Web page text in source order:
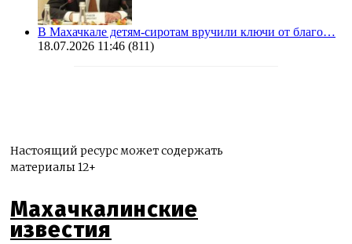
В Махачкале детям-сиротам вручили ключи от благо…
18.07.2026 11:46 (811)
Настоящий ресурс может содержать
материалы 12+
Махачкалинские
известия